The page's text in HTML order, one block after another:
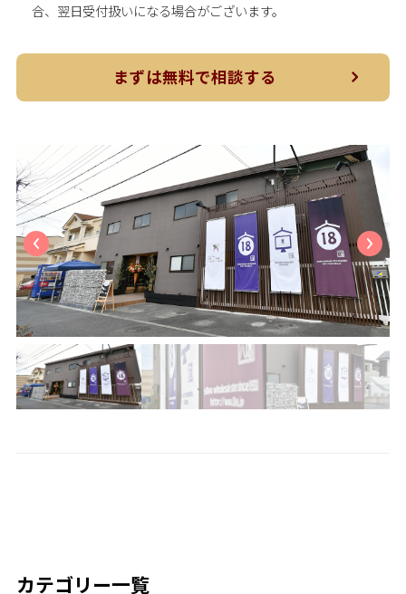
合、翌日受付扱いになる場合がございます。
まずは無料で相談する
カテゴリー一覧